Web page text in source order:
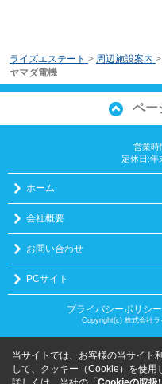
ライズエステート > 周辺施設案内 >
ヤマダ電機
ペー
営業時
定休日:年
ホーム
会社概要
お問い合わせ
PCサイト
プライバシーポリシー
Copyright(c) 株式会社ラ
当サイトでは、お客様の当サイト
して、クッキー（Cookie）を使用